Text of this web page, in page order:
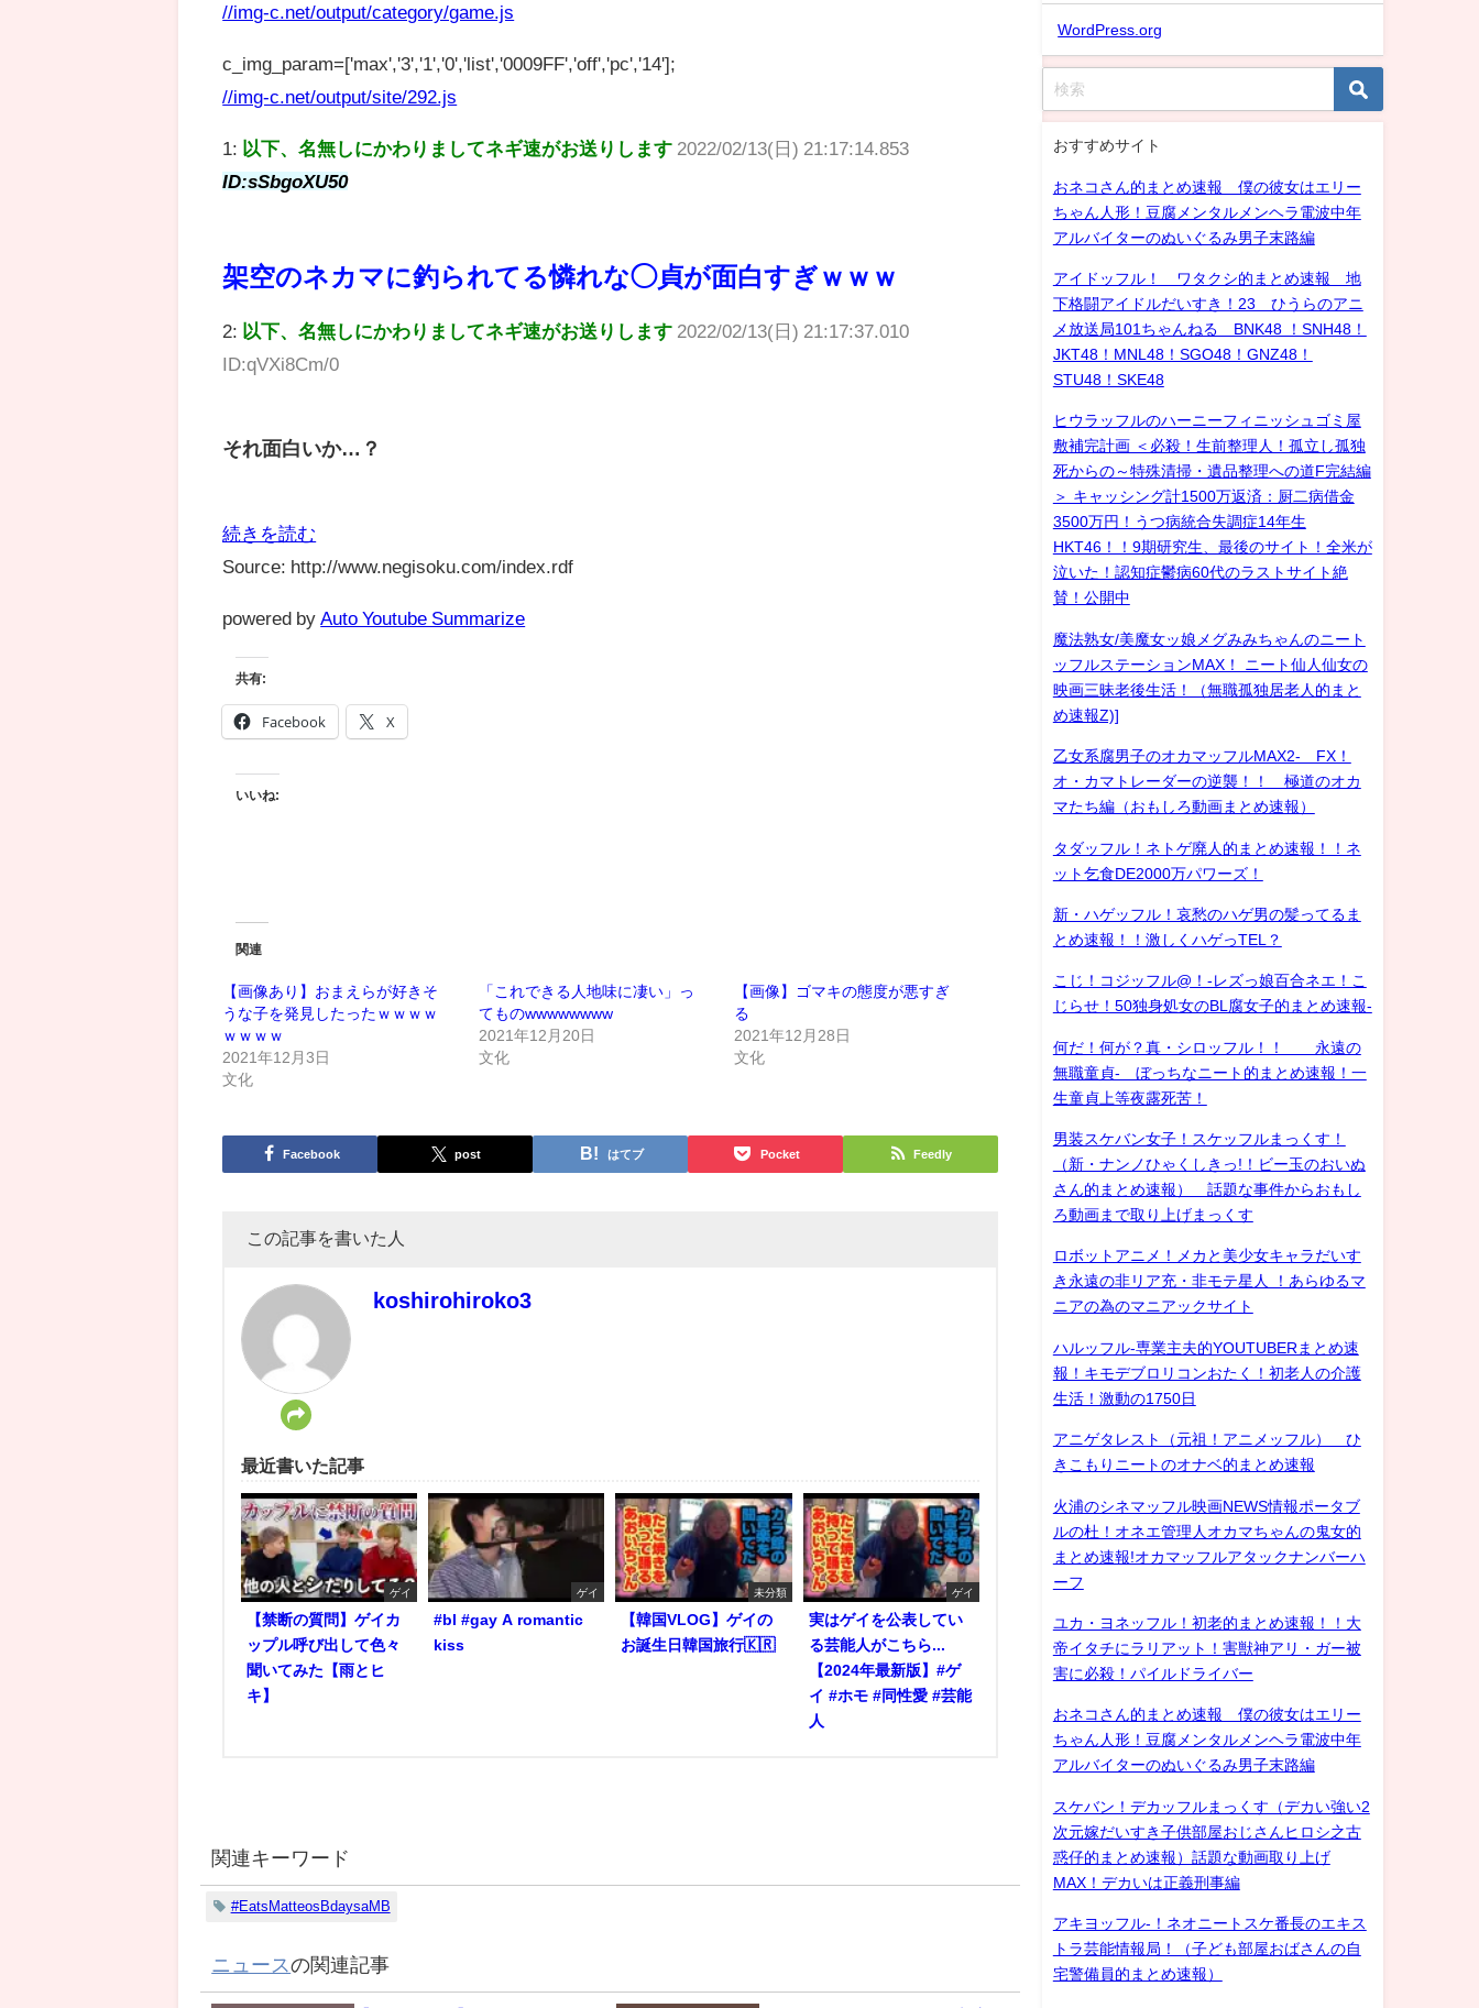
//img-c.net/output/category/game.js
c_img_param=['max','3','1','0','list','0009FF','off','pc','14'];
//img-c.net/output/site/292.js
1: 以下、名無しにかわりましてネギ速がお送りします 2022/02/13(日) 21:17:14.853
ID:sSbgoXU50
架空のネカマに釣られてる憐れな◯貞が面白すぎｗｗｗ
2: 以下、名無しにかわりましてネギ速がお送りします 2022/02/13(日) 21:17:37.010
ID:qVXi8Cm/0
それ面白いか…？
続きを読む
Source: http://www.negisoku.com/index.rdf
powered by Auto Youtube Summarize
共有:
Facebook X
いいね:
関連
【画像あり】おまえらが好きそ
うな子を発見したったｗｗｗｗ
ｗｗｗｗ
2021年12月3日
文化
「これできる人地味に凄い」っ
てものwwwwwwww
2021年12月20日
文化
【画像】ゴマキの態度が悪すぎ
る
2021年12月28日
文化
Facebook post はてブ Pocket Feedly
この記事を書いた人
koshirohiroko3
最近書いた記事
ゲイ
【禁断の質問】ゲイカ
ップル呼び出して色々
聞いてみた【雨とヒ
キ】
ゲイ
#bl #gay A romantic
kiss
未分類
【韓国VLOG】ゲイの
お誕生日韓国旅行🇰🇷
ゲイ
実はゲイを公表してい
る芸能人がこちら...
【2024年最新版】#ゲ
イ #ホモ #同性愛 #芸能
人
関連キーワード
#EatsMatteosBdaysaMB
ニュースの関連記事
WordPress.org
おすすめサイト
おネコさん的まとめ速報 僕の彼女はエリー
ちゃん人形！豆腐メンタルメンヘラ電波中年
アルバイターのぬいぐるみ男子末路編
アイドッフル！ ワタクシ的まとめ速報 地
下格闘アイドルだいすき！23 ひうらのアニ
メ放送局101ちゃんねる BNK48 ！SNH48！
JKT48！MNL48！SGO48！GNZ48！
STU48！SKE48
ヒウラッフルのハーニーフィニッシュゴミ屋
敷補完計画 ＜必殺！生前整理人！孤立し孤独
死からの～特殊清掃・遺品整理への道F完結編
＞ キャッシング計1500万返済：厨二病借金
3500万円！うつ病統合失調症14年生
HKT46！！9期研究生、最後のサイト！全米が
泣いた！認知症鬱病60代のラストサイト絶
賛！公開中
魔法熟女/美魔女ッ娘メグみみちゃんのニート
ッフルステーションMAX！ ニート仙人仙女の
映画三昧老後生活！（無職孤独居老人的まと
め速報Z)]
乙女系腐男子のオカマッフルMAX2- FX！
オ・カマトレーダーの逆襲！！ 極道のオカ
マたち編（おもしろ動画まとめ速報）
タダッフル！ネトゲ廃人的まとめ速報！！ネ
ット乞食DE2000万パワーズ！
新・ハゲッフル！哀愁のハゲ男の髪ってるま
とめ速報！！激しくハゲっTEL？
こじ！コジッフル@！-レズっ娘百合ネエ！こ
じらせ！50独身処女のBL腐女子的まとめ速報-
何だ！何が？真・シロッフル！！ 永遠の
無職童貞- ぼっちなニート的まとめ速報！一
生童貞上等夜露死苦！
男装スケバン女子！スケッフルまっくす！
（新・ナンノひゃくしきっ!！ビー玉のおいぬ
さん的まとめ速報） 話題な事件からおもし
ろ動画まで取り上げまっくす
ロボットアニメ！メカと美少女キャラだいす
き永遠の非リア充・非モテ星人 ！あらゆるマ
ニアの為のマニアックサイト
ハルッフル-専業主夫的YOUTUBERまとめ速
報！キモデブロリコンおたく！初老人の介護
生活！激動の1750日
アニゲタレスト（元祖！アニメッフル） ひ
きこもりニートのオナベ的まとめ速報
火浦のシネマッフル映画NEWS情報ポータブ
ルの杜！オネエ管理人オカマちゃんの鬼女的
まとめ速報!オカマッフルアタックナンバーハ
ーフ
ユカ・ヨネッフル！初老的まとめ速報！！大
帝イタチにラリアット！害獣神アリ・ガー被
害に必殺！パイルドライバー
おネコさん的まとめ速報 僕の彼女はエリー
ちゃん人形！豆腐メンタルメンヘラ電波中年
アルバイターのぬいぐるみ男子末路編
スケバン！デカッフルまっくす（デカい強い2
次元嫁だいすき子供部屋おじさんヒロシ之古
惑仔的まとめ速報）話題な動画取り上げ
MAX！デカいは正義刑事編
アキヨッフル-！ネオニートスケ番長のエキス
トラ芸能情報局！（子ども部屋おばさんの自
宅警備員的まとめ速報）